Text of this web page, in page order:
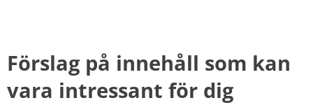
Förslag på innehåll som kan
vara intressant för dig